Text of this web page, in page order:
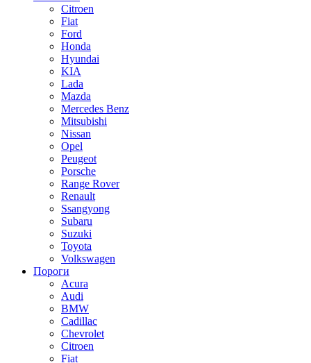
Citroen
Fiat
Ford
Honda
Hyundai
KIA
Lada
Mazda
Mercedes Benz
Mitsubishi
Nissan
Opel
Peugeot
Porsche
Range Rover
Renault
Ssangyong
Subaru
Suzuki
Toyota
Volkswagen
Пороги
Acura
Audi
BMW
Cadillac
Chevrolet
Citroen
Fiat